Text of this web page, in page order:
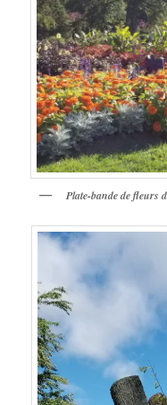
Plate-bande de fleurs